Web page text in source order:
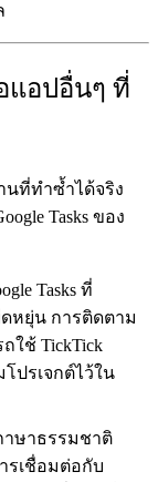
แอปอื่นๆ ที่
นที่ทำซ้ำได้จริง
Tasks ของ
Tasks ที่
หยุ่น การติดตาม
ใช้ TickTick
ปรเจกต์ไว้ใน
าษาธรรมชาติ
รเชื่อมต่อกับ